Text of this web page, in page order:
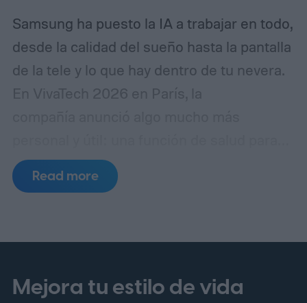
Samsung ha puesto la IA a trabajar en todo,
desde la calidad del sueño hasta la pantalla
de la tele y lo que hay dentro de tu nevera.
En VivaTech 2026 en París, la
mascotas que utiliza IA para detectar
posibles problemas de salud antes de que
Read more
Mejora tu estilo de vida